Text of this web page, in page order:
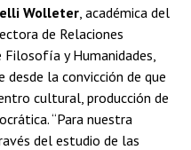
Wolleter , académica del
de Relaciones
y Humanidades,
desde la convicción de que
cultural, producción de
“Para nuestra
del estudio de las